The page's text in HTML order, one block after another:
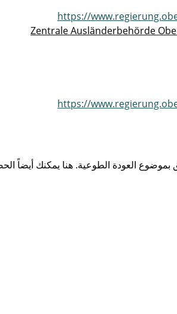
https://
Zentrale Ausländerbehörde
https://
بموضوع العودة الطوعية. ‏هنا يمكنك أيضاً